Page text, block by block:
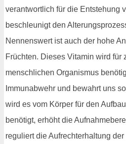
verantwortlich für die Entstehung
beschleunigt den
Nennenswert ist auch der hohe
Früchten. Dieses Vitamin wird für
menschlichen Organismus
Immunabwehr und bewahrt uns
wird es vom Körper für den
benötigt, erhöht die
reguliert die Aufrechterhaltung